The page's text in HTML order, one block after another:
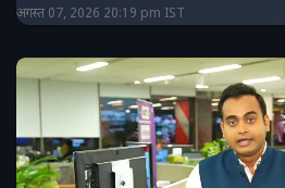
अगस्त 07, 2026 20:19 pm IST